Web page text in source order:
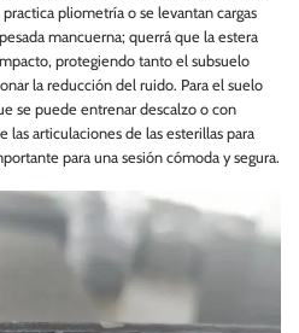
pliometría o se levantan cargas
mancuerna; querrá que la estera
protegiendo tanto el subsuelo
la reducción del ruido. Para el suelo
se puede entrenar descalzo o con
articulaciones de las esterillas para
para una sesión cómoda y segura.